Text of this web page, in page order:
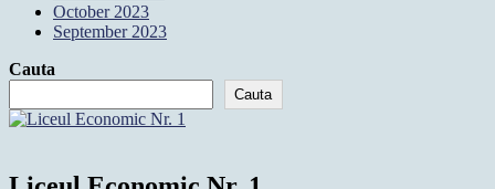
October 2023
September 2023
Cauta
Cauta